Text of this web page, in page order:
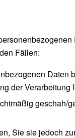
Fällen:
der
Sie sie jedoch